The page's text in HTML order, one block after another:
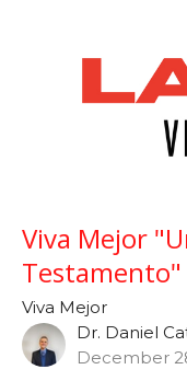
Viva Mejor
Testamento"
Viva Mejor
Dr. Daniel
December